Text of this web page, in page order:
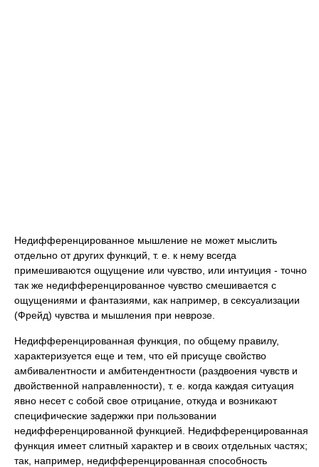
Недифференцированное мышление не может мыслить
отдельно от других функций, т. е. к нему всегда
примешиваются ощущение или чувство, или интуиция - точно
так же недифференцированное чувство смешивается с
ощущениями и фантазиями, как например, в сексуализации
(Фрейд) чувства и мышления при неврозе.
Недифференцированная функция, по общему правилу,
характеризуется еще и тем, что ей присуще свойство
амбивалентности и амбитендентности (раздвоения чувств и
двойственной направленности), т. е. когда каждая ситуация
явно несет с собой свое отрицание, откуда и возникают
специфические задержки при пользовании
недифференцированной функцией. Недифференцированная
функция имеет слитный характер и в своих отдельных частях;
так, например, недифференцированная способность